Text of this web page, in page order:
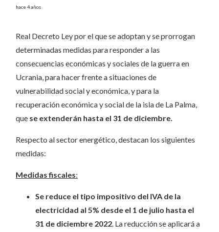
hace 4 años
Real Decreto Ley por el que se adoptan y se prorrogan
determinadas medidas para responder a las
consecuencias económicas y sociales de la guerra en
Ucrania, para hacer frente a situaciones de
vulnerabilidad social y económica, y para la
recuperación económica y social de la isla de La Palma,
que se extenderán hasta el 31 de diciembre.
Respecto al sector energético, destacan los siguientes
medidas:
Medidas fiscales:
Se reduce el tipo impositivo del IVA de la
electricidad al 5% desde el 1 de julio hasta el
31 de diciembre 2022. La reducción se aplicará a